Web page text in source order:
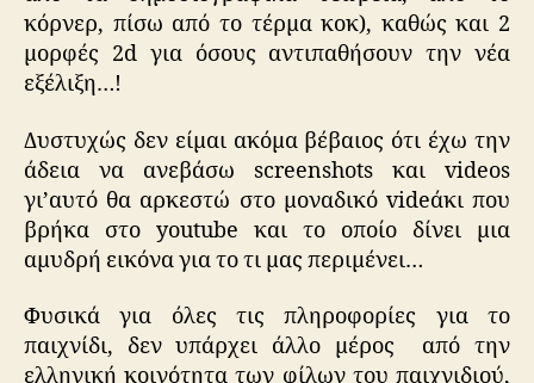
κόρνερ, πίσω από το τέρμα κοκ), καθώς και 2
μορφές 2d για όσους αντιπαθήσουν την νέα
εξέλιξη…!
Δυστυχώς δεν είμαι ακόμα βέβαιος ότι έχω την
άδεια να ανεβάσω screenshots και videos
γι’αυτό θα αρκεστώ στο μοναδικό videάκι που
βρήκα στο youtube και το οποίο δίνει μια
αμυδρή εικόνα για το τι μας περιμένει…
Φυσικά για όλες τις πληροφορίες για το
παιχνίδι, δεν υπάρχει άλλο μέρος από την
ελληνική κοινότητα των φίλων του παιχνιδιού,